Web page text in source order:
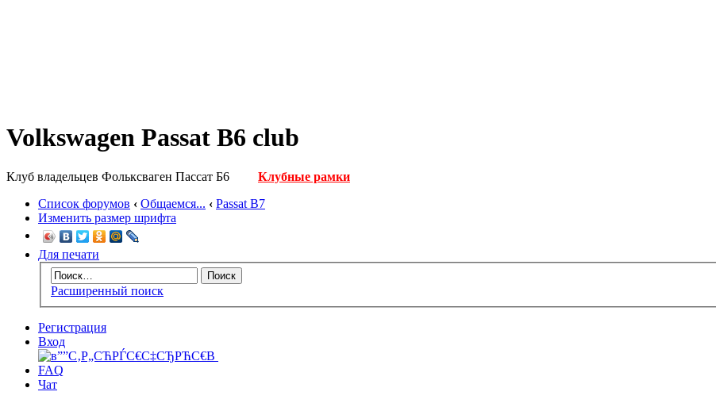
Volkswagen Passat B6 club
Клуб владельцев Фольксваген Пассат Б6
Клубные рамки
Список форумов ‹ Общаемся... ‹ Passat B7
Изменить размер шрифта
Для печати
Расширенный поиск
Регистрация
Вход
FAQ
Чат